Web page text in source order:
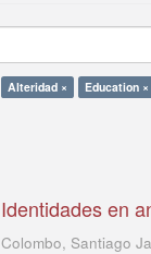
Alteridad × Education ×
Identidades en
Colombo, Santiago